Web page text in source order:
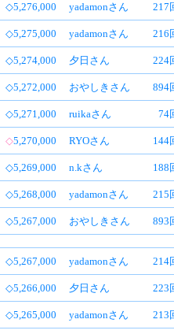
◇5,276,000 yadamonさん 217
◇5,275,000 yadamonさん 216
◇5,274,000 夕日さん 224
◇5,272,000 おやしきさん 894
◇5,271,000 ruikaさん 74
◇5,270,000 RYOさん 144
◇5,269,000 n.kさん 188
◇5,268,000 yadamonさん 215
◇5,267,000 おやしきさん 893
◇5,267,000 yadamonさん 214
◇5,266,000 夕日さん 223
◇5,265,000 yadamonさん 213